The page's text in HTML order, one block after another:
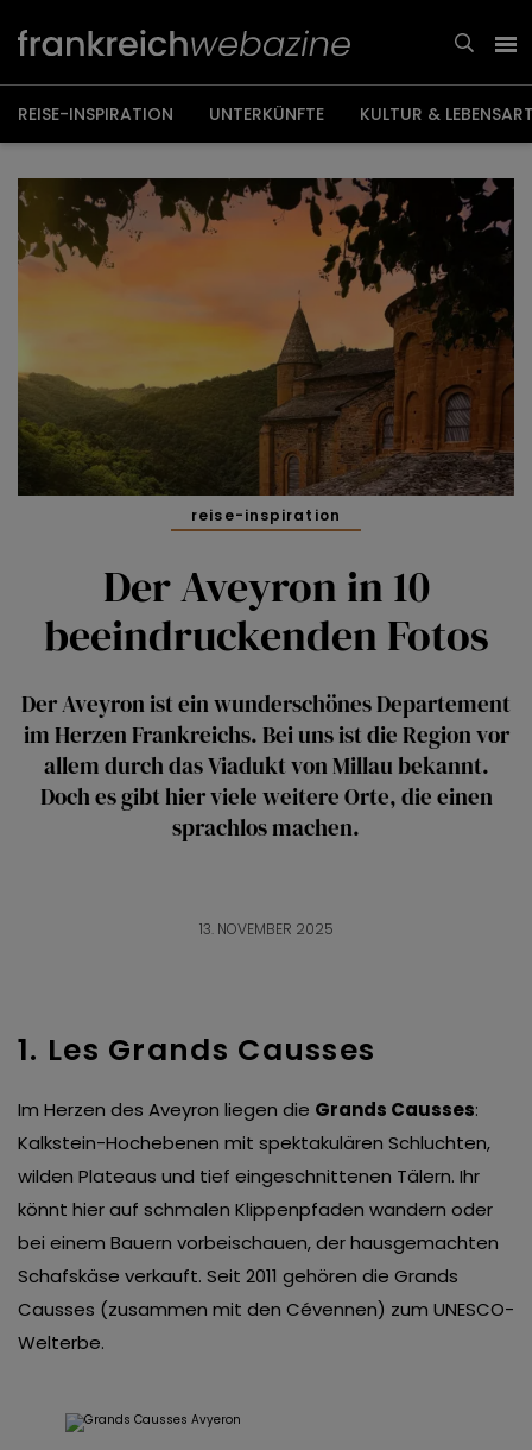
Inhalt
REISE-INSPIRATION UNTERKÜNFTE KULTUR &
reise-inspiration
Der Aveyron in 10
beeindruckenden Fotos
Der Aveyron ist ein wunderschönes Departement
im Herzen Frankreichs. Bei uns ist die Region vor
allem durch das Viadukt von Millau bekannt.
Doch es gibt hier viele weitere Orte, die einen
sprachlos machen.
13. NOVEMBER 2025
1. Les Grands Causses
Im Herzen des Aveyron liegen die Grands Causses:
Kalkstein-Hochebenen mit spektakulären Schluchten,
wilden Plateaus und tief eingeschnittenen Tälern. Ihr
könnt hier auf schmalen Klippenpfaden wandern oder
bei einem Bauern vorbeischauen, der hausgemachten
Schafskäse verkauft. Seit 2011 gehören die Grands
Causses (zusammen mit den Cévennen) zum UNESCO-
Welterbe.